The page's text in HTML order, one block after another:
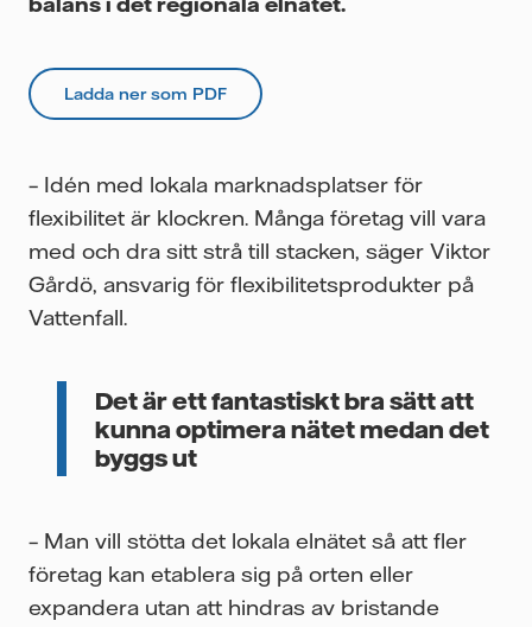
Ladda ner som PDF
– Idén med lokala marknadsplatser för
flexibilitet är klockren. Många företag vill vara
med och dra sitt strå till stacken, säger Viktor
Gårdö, ansvarig för flexibilitetsprodukter på
Vattenfall.
Det är ett fantastiskt bra sätt att
kunna optimera nätet medan det
byggs ut
– Man vill stötta det lokala elnätet så att fler
företag kan etablera sig på orten eller
expandera utan att hindras av bristande